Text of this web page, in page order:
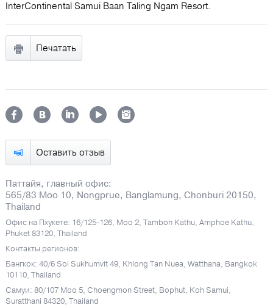
Оставить отзыв
Паттайя, главный офис:
565/83 Moo 10, Nongprue, Banglamung, Chonburi 20150,
Thailand
Офис на Пхукете: 16/125-126, Moo 2, Tambon Kathu, Amphoe Kathu,
Phuket 83120, Thailand
Контакты регионов:
Бангкок: 40/6 Soi Sukhumvit 49, Khlong Tan Nuea, Watthana, Bangkok
10110, Thailand
Самуи: 80/107 Moo 5, Choengmon Street, Bophut, Koh Samui,
Suratthani 84320, Thailand
InterContinental Samui Baan Taling Ngam Resort.
Печатать